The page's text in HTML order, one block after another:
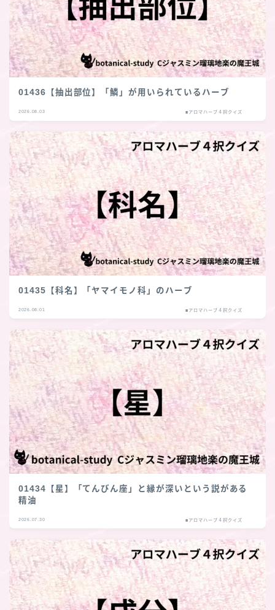
01436【抽出部位】「鱗」が用いられているハーブ
2026.08.03 ■アロマハーブ４択クイズ
01435【科名】「ヤマイモノ科」のハーブ
2026.08.01 ■アロマハーブ４択クイズ
01434【星】「てんびん座」と縁が深いという説がある
精油
2026.07.30 ■アロマハーブ４択クイズ
follow me
各種登録先のリンクへ